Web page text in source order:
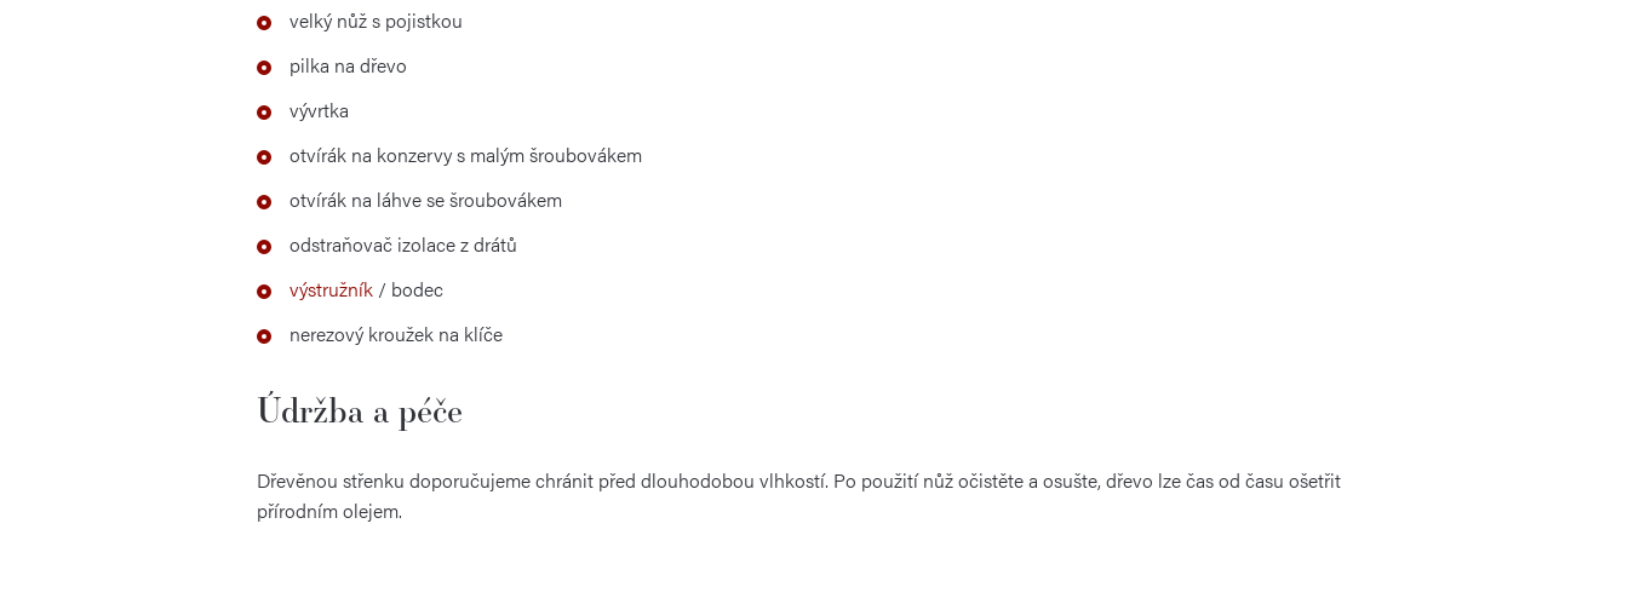
velký nůž s pojistkou
pilka na dřevo
vývrtka
otvírák na konzervy s malým šroubovákem
otvírák na láhve se šroubovákem
odstraňovač izolace z drátů
výstružník / bodec
nerezový kroužek na klíče
Údržba a péče
Dřevěnou střenku doporučujeme chránit před dlouhodobou vlhkostí. Po použití nůž očistěte a osušte, dřevo lze čas od času ošetřit
přírodním olejem.